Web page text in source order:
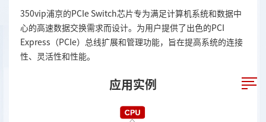
350vip浦京的PCIe Switch芯片专为满足计算机系统和数据中
心的高速数据交换需求而设计。为用户提供了出色的PCI
Express（PCIe）总线扩展和管理功能，旨在提高系统的连接
性、灵活性和性能。
应用实例